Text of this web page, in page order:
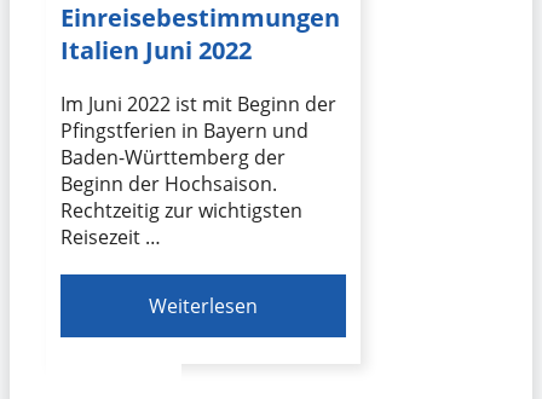
Einreisebestimmungen
Italien Juni 2022
Im Juni 2022 ist mit Beginn der
Pfingstferien in Bayern und
Baden-Württemberg der
Beginn der Hochsaison.
Rechtzeitig zur wichtigsten
Reisezeit …
Weiterlesen